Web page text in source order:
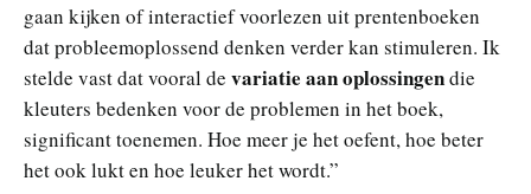
gaan kijken of interactief voorlezen uit prentenboeken
dat probleemoplossend denken verder kan stimuleren. Ik
stelde vast dat vooral de variatie aan oplossingendie
kleuters bedenken voor de problemen in het boek,
significant toenemen. Hoe meer je het oefent, hoe beter
het ook lukt en hoe leuker het wordt.”